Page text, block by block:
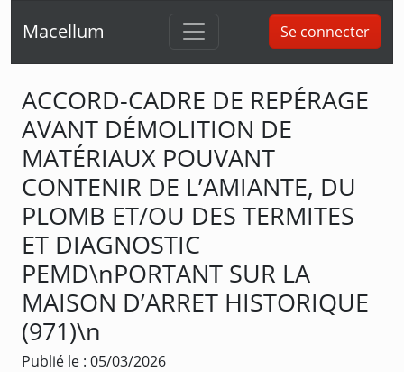
Macellum Se connecter
ACCORD-CADRE DE REPÉRAGE
AVANT DÉMOLITION DE
MATÉRIAUX POUVANT
CONTENIR DE L’AMIANTE, DU
PLOMB ET/OU DES TERMITES
ET DIAGNOSTIC
PEMD\nPORTANT SUR LA
MAISON D’ARRET HISTORIQUE
(971)\n
Publié le : 05/03/2026